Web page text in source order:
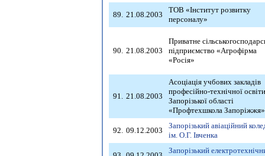
89. 21.08.2003
ТОВ «Інститут розвитку
персоналу»
90. 21.08.2003
Приватне
підприємство «Агрофірма
«Росія»
91. 21.08.2003
Асоціація учбових закладів
професійно-технічної освіти
Запорізької області
«Профтехшкола Запоріжжя»
92. 09.12.2003
Запорізький авіаційний
ім. О.Г. Івченка
Запорізький